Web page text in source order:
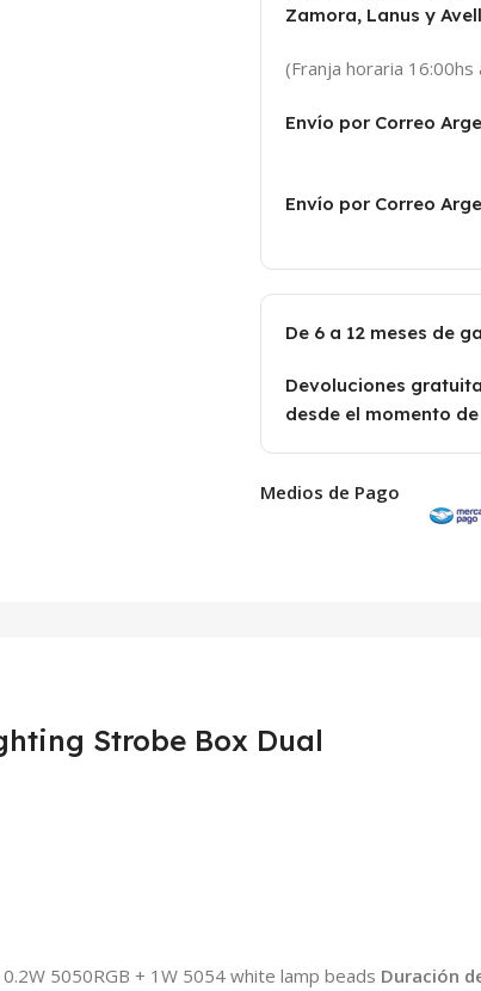
Zamora, Lanus y
(Franja horaria 16:00hs
Envío por Correo
Envío por Correo
De 6 a 12 meses de
Devoluciones
desde el momento
Medios de Pago
Strobe Box Dual
0.2W 5050RGB + 1W 5054 white lamp beads Duración